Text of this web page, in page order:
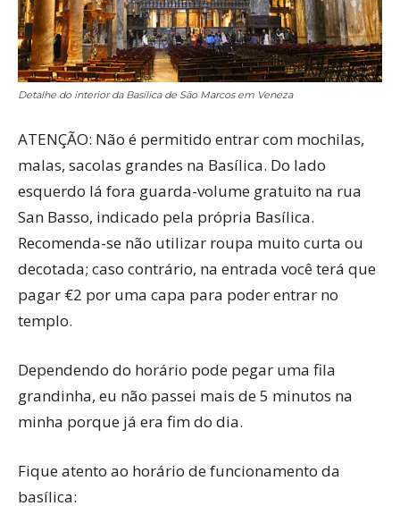
Detalhe do interior da Basílica de São Marcos em Veneza
ATENÇÃO: Não é permitido entrar com mochilas,
malas, sacolas grandes na Basílica. Do lado
esquerdo lá fora guarda-volume gratuito na rua
San Basso, indicado pela própria Basílica.
Recomenda-se não utilizar roupa muito curta ou
decotada; caso contrário, na entrada você terá que
pagar €2 por uma capa para poder entrar no
templo.
Dependendo do horário pode pegar uma fila
grandinha, eu não passei mais de 5 minutos na
minha porque já era fim do dia.
Fique atento ao horário de funcionamento da
basílica: